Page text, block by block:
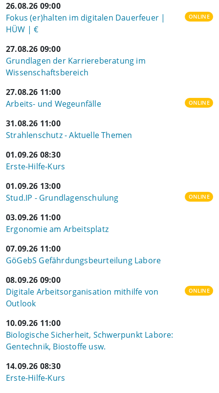
26.08.26 09:00
Fokus (er)halten im digitalen Dauerfeuer |
HÜW | €
ONLINE
27.08.26 09:00
Grundlagen der Karriereberatung im
Wissenschaftsbereich
27.08.26 11:00
Arbeits- und Wegeunfälle
ONLINE
31.08.26 11:00
Strahlenschutz - Aktuelle Themen
01.09.26 08:30
Erste-Hilfe-Kurs
01.09.26 13:00
Stud.IP - Grundlagenschulung
ONLINE
03.09.26 11:00
Ergonomie am Arbeitsplatz
07.09.26 11:00
GöGebS Gefährdungsbeurteilung Labore
08.09.26 09:00
Digitale Arbeitsorganisation mithilfe von
Outlook
ONLINE
10.09.26 11:00
Biologische Sicherheit, Schwerpunkt Labore:
Gentechnik, Biostoffe usw.
14.09.26 08:30
Erste-Hilfe-Kurs